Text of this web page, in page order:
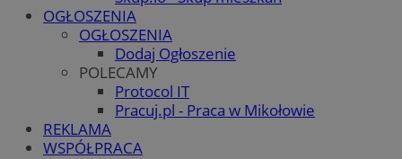
OGŁOSZENIA
OGŁOSZENIA
Dodaj Ogłoszenie
POLECAMY
Protocol IT
Pracuj.pl - Praca w Mikołowie
REKLAMA
WSPÓŁPRACA